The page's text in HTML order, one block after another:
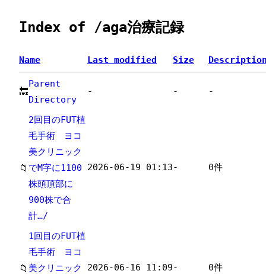
Index of /aga治療記録
Name Last modified Size
🔙
Parent
Directory
- - -
📁
2回目のFUT植
毛手術 ヨコ
美クリニック
でM字に1100
株頭頂部に
900株で合
計…/
2026-06-19 01:13- 0件
📁
1回目のFUT植
毛手術 ヨコ
美クリニック
2026-06-16 11:09- 0件